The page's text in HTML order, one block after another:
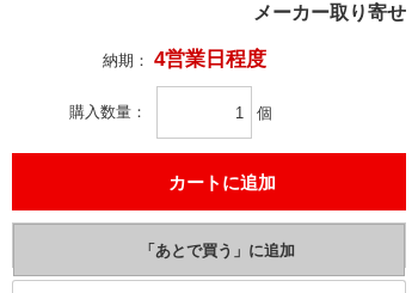
メーカー取り寄せ
納期： 4営業日程度
購入数量 個